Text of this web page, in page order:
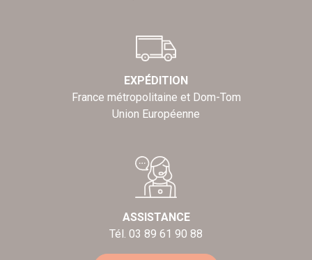
EXPÉDITION
France métropolitaine et Dom-Tom
Union Européenne
ASSISTANCE
Tél. 03 89 61 90 88